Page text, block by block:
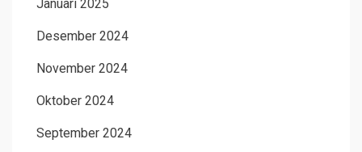
Januari 2025
Desember 2024
November 2024
Oktober 2024
September 2024